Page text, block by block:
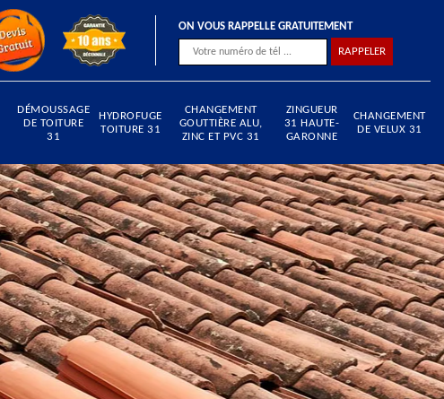
ON VOUS RAPPELLE GRATUITEMENT
DÉMOUSSAGE
DE TOITURE
31
HYDROFUGE
TOITURE 31
CHANGEMENT
GOUTTIÈRE ALU,
ZINC ET PVC 31
ZINGUEUR
31 HAUTE-
GARONNE
CHANGEMENT
DE VELUX 31